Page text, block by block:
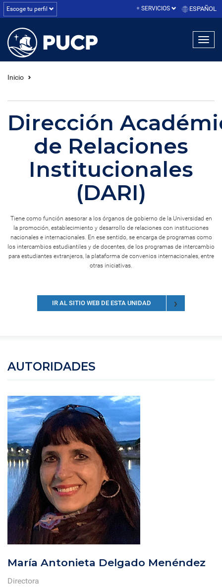
Escoge tu perfil SERVICIOS ESPAÑOL
Inicio
Dirección
de Relaciones
Institucionales
(DARI)
Tiene como función asesorar a los órganos de gobierno de la Universidad en
la promoción, establecimiento y desarrollo de relaciones con instituciones
nacionales e internacionales. En ese sentido, se encarga de programas como
los intercambios estudiantiles y de docentes, de los programas de intercambio
para estudiantes extranjeros, la plataforma de convenios internacionales, entre
otras iniciativas.
IR AL SITIO WEB DE ESTA UNIDAD
AUTORIDADES
María Antonieta Delgado Menéndez
Directora